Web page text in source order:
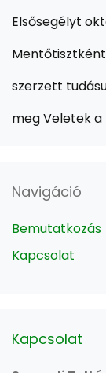
Elsősegélyt
szerzett
meg Veletek
Navigáció
Bemutatkozás
Kapcsolat
Kapcsolat